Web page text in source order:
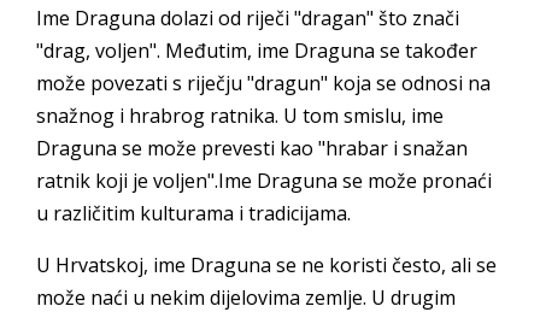
Ime Draguna dolazi od riječi "dragan" što znači
"drag, voljen". Međutim, ime Draguna se također
može povezati s riječju "dragun" koja se odnosi na
snažnog i hrabrog ratnika. U tom smislu, ime
Draguna se može prevesti kao "hrabar i snažan
ratnik koji je voljen".Ime Draguna se može pronaći
u različitim kulturama i tradicijama.
U Hrvatskoj, ime Draguna se ne koristi često, ali se
može naći u nekim dijelovima zemlje. U drugim